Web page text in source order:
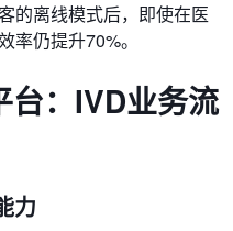
的离线模式后，即使在医
率仍提升70%。
台：IVD业务流
力